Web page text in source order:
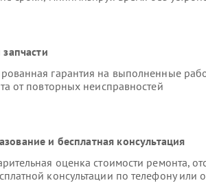
гарантия на выполненные
от повторных неисправностей
и бесплатная консультация
оценка стоимости ремонта,
консультации по телефону или